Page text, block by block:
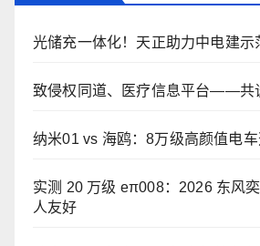
光储充一体化！天正助力中电建示
致侵权同道、医疗信息平台——共
纳米01 vs 海鸥：8万级高颜值电
实测 20 万级 eπ008：2026 东风
人友好